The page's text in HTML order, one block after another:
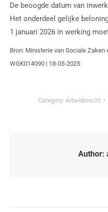
De beoogde datum van
Het onderdeel gelijke
1 januari 2026 in werking
Bron: Ministerie van Sociale
WGK014090 | 18-05-2025
Category: Arbeidsrecht
Author: